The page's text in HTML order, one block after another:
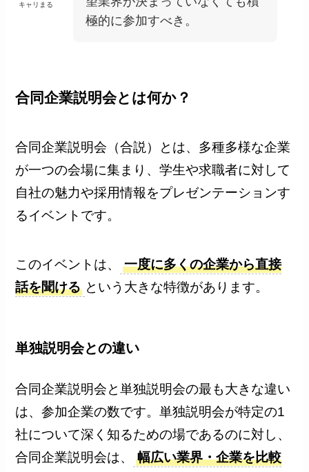
キャリまる
極的に参加すべき。
合同企業説明会とは何か？
合同企業説明会（合説）とは、多種多様な企業
が一つの会場に集まり、学生や求職者に対して
自社の魅力や採用情報をプレゼンテーションす
るイベントです。
このイベントは、
一度に多くの企業から直接
話を聞ける という大きな特徴があります。
単独説明会との違い
合同企業説明会と単独説明会の最も大きな違い
は、参加企業の数です。単独説明会が特定の1
社について深く知るための場であるのに対し、
合同企業説明会は、
幅広い業界・企業を比較